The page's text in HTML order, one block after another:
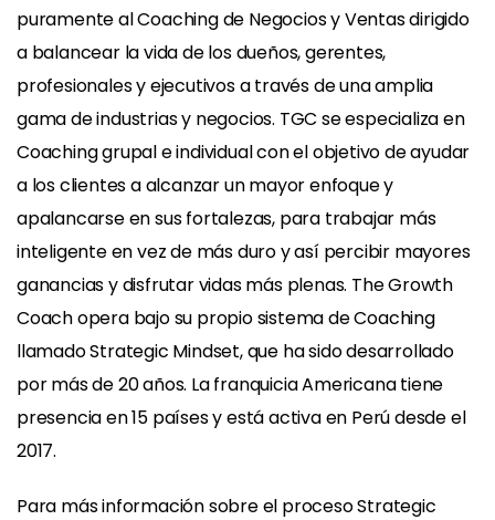
puramente al Coaching de Negocios y Ventas dirigido
a balancear la vida de los dueños, gerentes,
profesionales y ejecutivos a través de una amplia
gama de industrias y negocios. TGC se especializa en
Coaching grupal e individual con el objetivo de ayudar
a los clientes a alcanzar un mayor enfoque y
apalancarse en sus fortalezas, para trabajar más
inteligente en vez de más duro y así percibir mayores
ganancias y disfrutar vidas más plenas. The Growth
Coach opera bajo su propio sistema de Coaching
llamado Strategic Mindset, que ha sido desarrollado
por más de 20 años. La franquicia Americana tiene
presencia en 15 países y está activa en Perú desde el
2017.
Para más información sobre el proceso Strategic